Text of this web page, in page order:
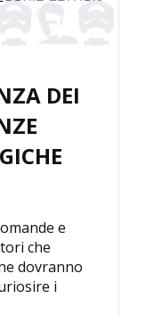
DEI
e
che
dovranno
i